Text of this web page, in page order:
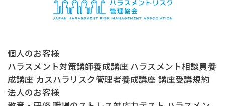
個人のお客様
ハラスメント対策講師養成講座 ハラスメント相談員養
成講座 カスハラリスク管理者養成講座 講座受講規約
法人のお客様